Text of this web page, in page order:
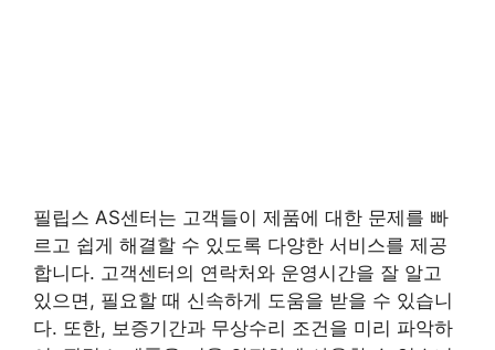
필립스 AS센터는 고객들이 제품에 대한 문제를 빠
르고 쉽게 해결할 수 있도록 다양한 서비스를 제공
합니다. 고객센터의 연락처와 운영시간을 잘 알고
있으면, 필요할 때 신속하게 도움을 받을 수 있습니
다. 또한, 보증기간과 무상수리 조건을 미리 파악하